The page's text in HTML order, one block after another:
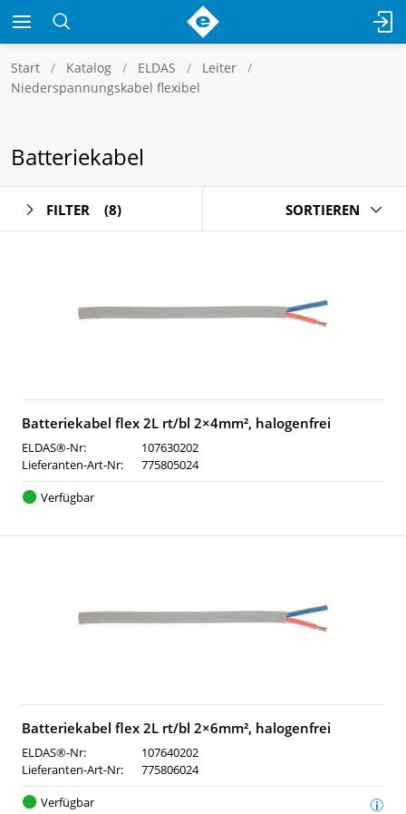
Start Katalog ELDAS
Leiter
Niederspannungskabel flexibel
Batteriekabel
FILTER (8) SORTIEREN
Batteriekabel flex 2L rt/bl 2×4mm², halogenfrei
ELDAS®-Nr:
107630202
Lieferanten-Art-Nr:
775805024
Verfügbar
Batteriekabel flex 2L rt/bl 2×6mm², halogenfrei
ELDAS®-Nr:
107640202
Lieferanten-Art-Nr:
775806024
Verfügbar